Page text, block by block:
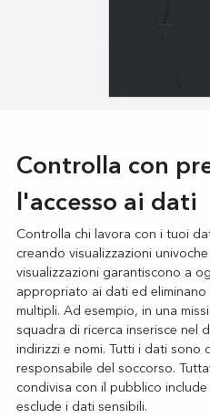
Controlla con
l'accesso ai dati
Controlla chi lavora con i tuoi
creando visualizzazioni
visualizzazioni garantiscono a
appropriato ai dati ed
multipli. Ad esempio, in una
squadra di ricerca inserisce nel
indirizzi e nomi. Tutti i dati sono
responsabile del soccorso.
condivisa con il pubblico
esclude i dati sensibili.